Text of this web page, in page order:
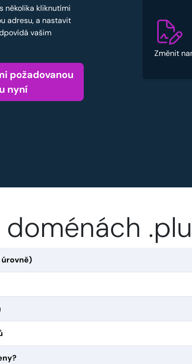
několika kliknutími
adresu, a nastavit
vašim
požadovanou
nyní
Změnit
doménách
úrovně)